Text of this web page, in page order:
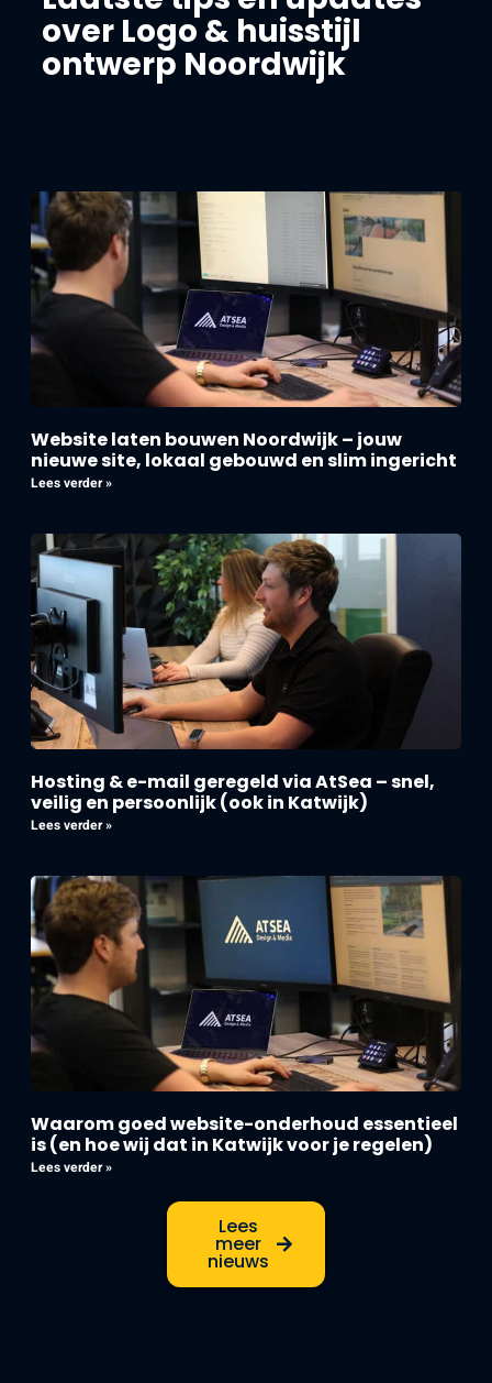
over Logo & huisstijl
ontwerp Noordwijk
Website laten bouwen Noordwijk – jouw
nieuwe site, lokaal gebouwd en slim ingericht
Lees verder »
Hosting & e-mail geregeld via AtSea – snel,
veilig en persoonlijk (ook in Katwijk)
Lees verder »
Waarom goed website-onderhoud essentieel
is (en hoe wij dat in Katwijk voor je regelen)
Lees verder »
Lees
meer
nieuws